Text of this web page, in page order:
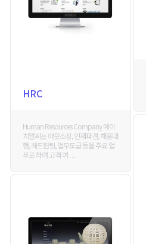
HRC
Human Resources Company 에이
치알씨는 아웃소싱, 인재파견, 채용대
행, 헤드헌팅, 업무도급 등을 주요 업
무로 하여 고객 여 . . .